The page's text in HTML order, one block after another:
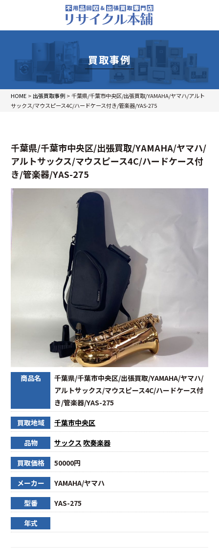
買取事例
HOME > 出張買取事例 >千葉県/千葉市中央区/出張買取/YAMAHA/ヤマハ/アルト
サックス/マウスピース4C/ハードケース付き/管楽器/YAS-275
千葉県/千葉市中央区/出張買取/YAMAHA/ヤマハ/
アルトサックス/マウスピース4C/ハードケース付
き/管楽器/YAS-275
商品名
千葉県/千葉市中央区/出張買取/YAMAHA/ヤマハ/
アルトサックス/マウスピース4C/ハードケース付
き/管楽器/YAS-275
買取地域 千葉市中央区
品物 サックス 吹奏楽器
買取価格 50000円
メーカー YAMAHA/ヤマハ
型番 YAS-275
年式